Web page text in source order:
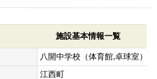
施設基本情報一覧
八開中学校（体育館,卓球室）
江西町